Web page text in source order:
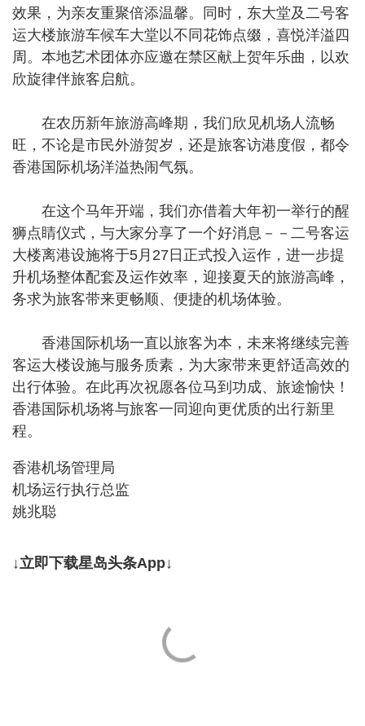
效果，为亲友重聚倍添温馨。同时，东大堂及二号客
运大楼旅游车候车大堂以不同花饰点缀，喜悦洋溢四
周。本地艺术团体亦应邀在禁区献上贺年乐曲，以欢
欣旋律伴旅客启航。
在农历新年旅游高峰期，我们欣见机场人流畅
旺，不论是市民外游贺岁，还是旅客访港度假，都令
香港国际机场洋溢热闹气氛。
在这个马年开端，我们亦借着大年初一举行的醒
狮点睛仪式，与大家分享了一个好消息－－二号客运
大楼离港设施将于5月27日正式投入运作，进一步提
升机场整体配套及运作效率，迎接夏天的旅游高峰，
务求为旅客带来更畅顺、便捷的机场体验。
香港国际机场一直以旅客为本，未来将继续完善
客运大楼设施与服务质素，为大家带来更舒适高效的
出行体验。在此再次祝愿各位马到功成、旅途愉快！
香港国际机场将与旅客一同迎向更优质的出行新里
程。
香港机场管理局
机场运行执行总监
姚兆聪
↓立即下载星岛头条App↓